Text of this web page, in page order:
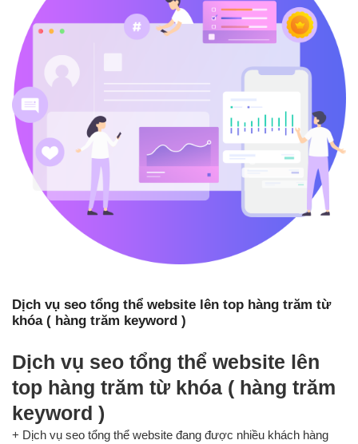
Dịch vụ seo tổng thể website lên top hàng trăm từ
khóa ( hàng trăm keyword )
Dịch vụ seo tổng thể website lên
top hàng trăm từ khóa ( hàng trăm
keyword )
+ Dịch vụ seo tổng thể website đang được nhiều khách hàng